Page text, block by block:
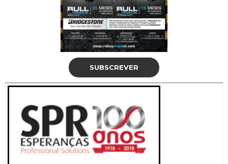
SUBSCREVER